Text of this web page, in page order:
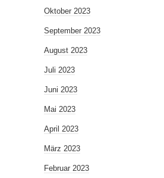
Oktober 2023
September 2023
August 2023
Juli 2023
Juni 2023
Mai 2023
April 2023
März 2023
Februar 2023